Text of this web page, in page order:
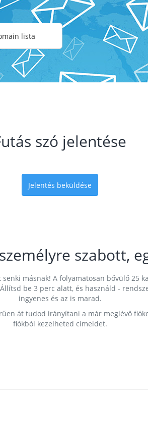
lista
szó jelentése
Jelentés beküldése
szabott,
másnak! A folyamatosan bővülő 25
be 3 perc alatt, és használd -
ingyenes és az is marad.
át tudod irányítani a már meglévő
fiókból kezelheted címeidet.